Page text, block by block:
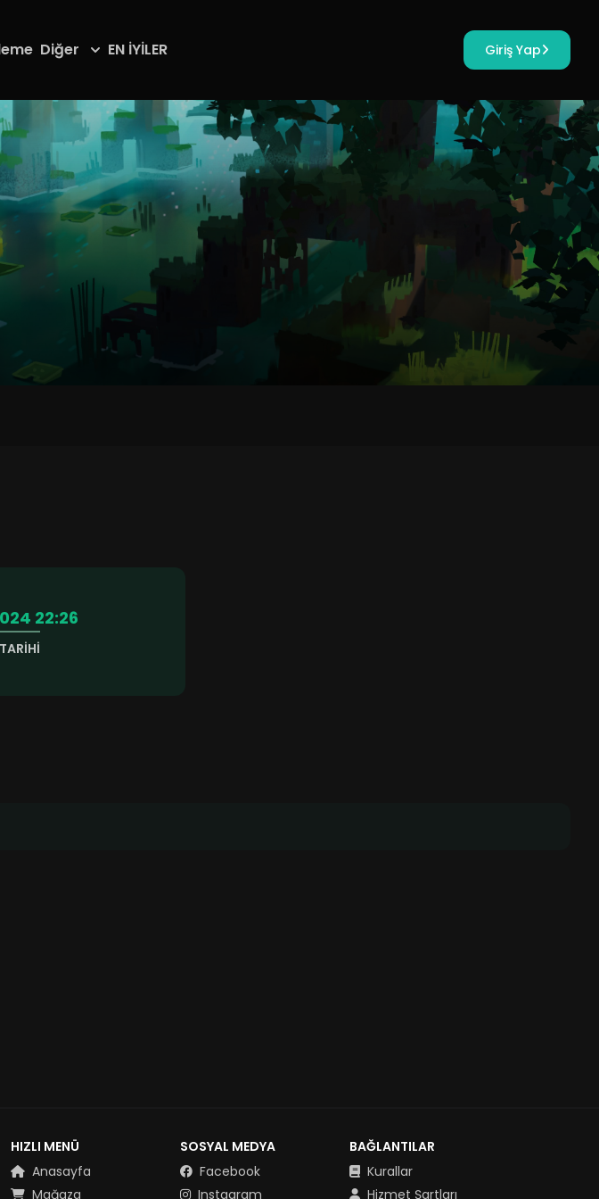
Diğer EN İYİLER Giriş Yap
22:26
HIZLI MENÜ
Anasayfa
Mağaza
SOSYAL MEDYA
Facebook
Instagram
BAĞLANTILAR
Kurallar
Hizmet Şartları